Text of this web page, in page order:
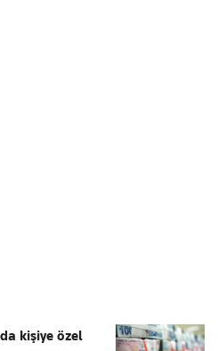
kişiye özel